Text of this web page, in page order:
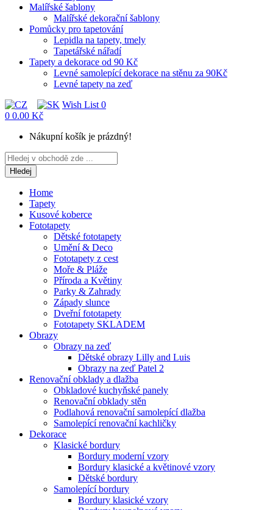
Malířské šablony
Malířské dekorační šablony
Pomůcky pro tapetování
Lepidla na tapety, tmely
Tapetářské nářadí
Tapety a dekorace od 90 Kč
Levné samolepící dekorace na stěnu za 90Kč
Levné tapety na zeď
Wish List 0
0 0.00 Kč
Nákupní košík je prázdný!
Hledej
Home
Tapety
Kusové koberce
Fototapety
Dětské fototapety
Umění & Deco
Fototapety z cest
Moře & Pláže
Příroda a Květiny
Parky & Zahrady
Západy slunce
Dveřní fototapety
Fototapety SKLADEM
Obrazy
Obrazy na zeď
Dětské obrazy Lilly and Luis
Obrazy na zeď Patel 2
Renovační obklady a dlažba
Obkladové kuchyňské panely
Renovační obklady stěn
Podlahová renovační samolepící dlažba
Samolepící renovační kachličky
Dekorace
Klasické bordury
Bordury moderní vzory
Bordury klasické a květinové vzory
Dětské bordury
Samolepící bordury
Bordury klasické vzory